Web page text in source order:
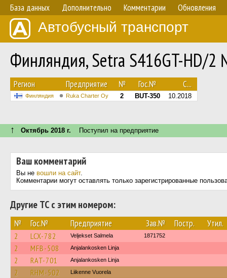
База данных Дополнительно Комментарии Обновления
Автобусный транспорт
Финляндия, Setra S416GT-HD/
Регион Предприятие № Гос.№ С...
Финляндия Ruka Charter Oy 2 BUT-350 10.2018
↑ Октябрь 2018 г. Поступил на предприятие
Ваш комментарий
Вы не вошли на сайт.
Комментарии могут оставлять только зарегистрированные
Другие ТС с этим номером:
№ Гос.№ Предприятие Зав.№ Постр. Утил.
2 LCX-782 Veljekset Salmela 1871752
2 MFB-508 Anjalankosken Linja
2 RAT-701 Anjalankosken Linja
2 RHM-502 Liikenne Vuorela